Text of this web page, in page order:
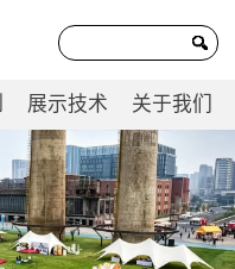
展示技术 关于我们